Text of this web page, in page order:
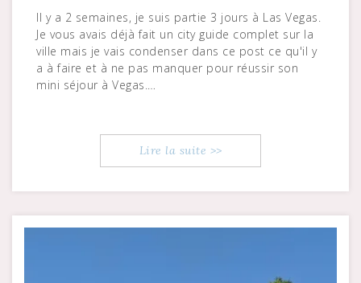
Il y a 2 semaines, je suis partie 3 jours à Las Vegas.
Je vous avais déjà fait un city guide complet sur la
ville mais je vais condenser dans ce post ce qu'il y
a à faire et à ne pas manquer pour réussir son
mini séjour à Vegas.…
Lire la suite >>